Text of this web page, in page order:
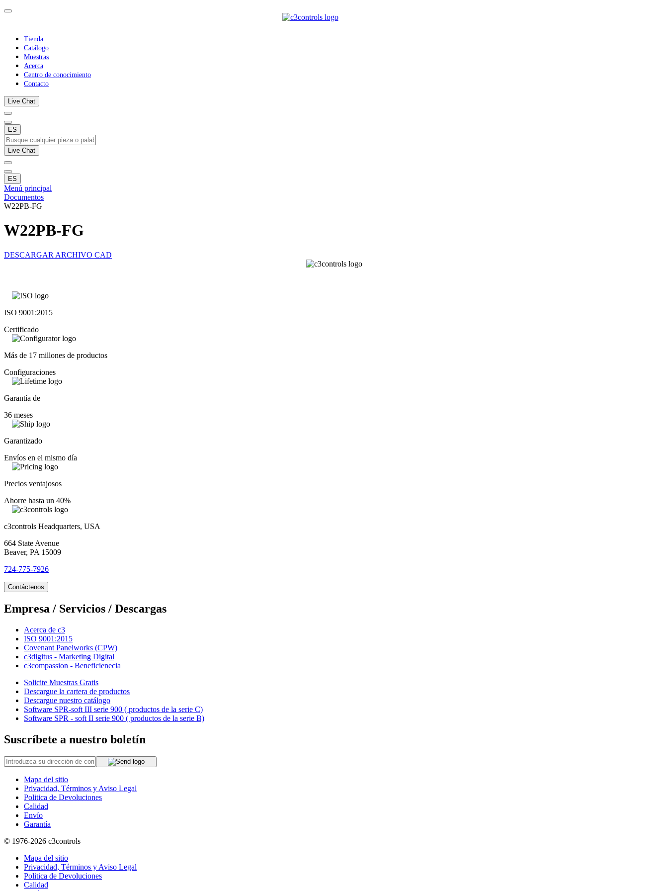
Tienda
Catálogo
Muestras
Acerca
Centro de conocimiento
Contacto
Live Chat
ES
Live Chat
ES
Menú principal
Documentos
W22PB-FG
W22PB-FG
DESCARGAR ARCHIVO CAD
ISO 9001:2015
Certificado
Más de 17 millones de productos
Configuraciones
Garantía de
36 meses
Garantizado
Envíos en el mismo día
Precios ventajosos
Ahorre hasta un 40%
c3controls Headquarters, USA
664 State Avenue
Beaver, PA 15009
724-775-7926
Contáctenos
Empresa / Servicios / Descargas
Acerca de c3
ISO 9001:2015
Covenant Panelworks (CPW)
c3digitus - Marketing Digital
c3compassion - Beneficienecia
Solicite Muestras Gratis
Descargue la cartera de productos
Descargue nuestro catálogo
Software SPR-soft III serie 900 ( productos de la serie C)
Software SPR - soft II serie 900 ( productos de la serie B)
Suscríbete a nuestro boletín
Mapa del sitio
Privacidad, Términos y Aviso Legal
Politica de Devoluciones
Calidad
Envío
Garantía
© 1976-2026 c3controls
Mapa del sitio
Privacidad, Términos y Aviso Legal
Politica de Devoluciones
Calidad